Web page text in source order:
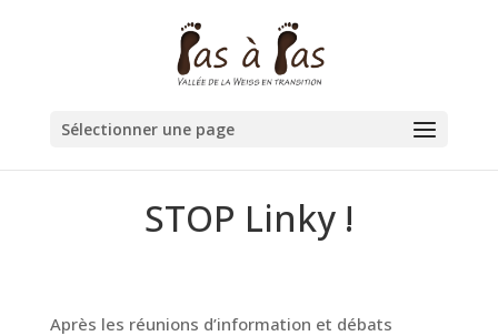
Sélectionner une page
STOP Linky !
Après les réunions d’information et débats